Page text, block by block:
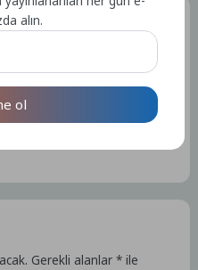
Gerekli alanlar* ile
alın.
ol